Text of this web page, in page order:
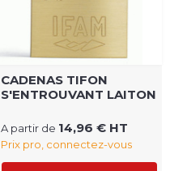
CADENAS TIFON
S'ENTROUVANT LAITON
A partir de 14,96 € HT
Prix pro, connectez-vous